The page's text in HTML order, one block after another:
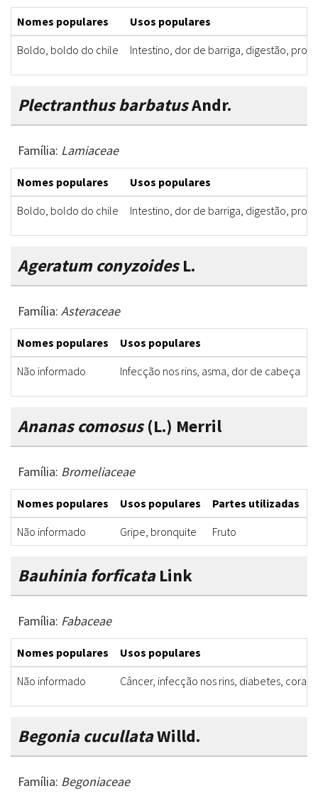
Nomes populares
Usos populares
Boldo, boldo do chile
Intestino, dor de barriga, digestão,
Plectranthus barbatusAndr.
Família: Lamiaceae
Nomes populares
Usos populares
Boldo, boldo do chile
Intestino, dor de barriga, digestão,
Ageratum conyzoidesL.
Família: Asteraceae
Nomes populares Usos populares
Não informado
Infecção nos rins, asma, dor de cabeça
Ananas comosus(L.) Merril
Família: Bromeliaceae
Nomes populares Usos populares Partes utilizadas
Não informado
Gripe, bronquite Fruto
Bauhinia forficataLink
Família: Fabaceae
Nomes populares
Usos populares
Não informado
Câncer, infecção nos rins, diabetes,
Begonia cucullataWilld.
Família: Begoniaceae